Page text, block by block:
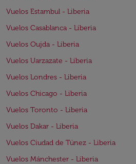
Vuelos Estambul - Liberia
Vuelos Casablanca - Liberia
Vuelos Oujda - Liberia
Vuelos Uarzazate - Liberia
Vuelos Londres - Liberia
Vuelos Chicago - Liberia
Vuelos Toronto - Liberia
Vuelos Dakar - Liberia
Vuelos Ciudad de Túnez - Liberia
Vuelos Mánchester - Liberia